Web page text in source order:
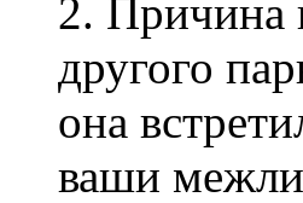
2. Причина
другого
она
ваши